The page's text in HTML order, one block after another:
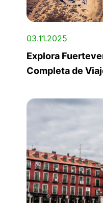
03.11.2025
Explora
Completa de